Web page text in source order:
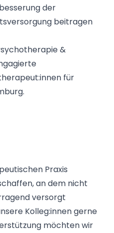
der
beitragen
&
für
Praxis
an dem nicht
versorgt
Kolleg:innen gerne
möchten wir